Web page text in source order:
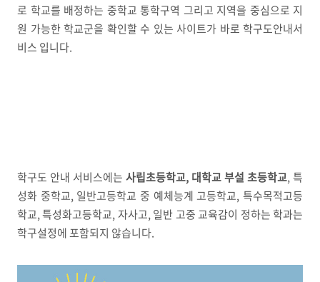
로 학교를 배정하는 중학교 통학구역 그리고 지역을 중심으로 지
원 가능한 학교군을 확인할 수 있는 사이트가 바로 학구도안내서
비스 입니다.
학구도 안내 서비스에는 사립초등학교, 대학교 부설 초등학교, 특
성화 중학교, 일반고등학교 중 예체능계 고등학교, 특수목적고등
학교, 특성화고등학교, 자사고, 일반 고중 교육감이 정하는 학과는
학구설정에 포함되지 않습니다.